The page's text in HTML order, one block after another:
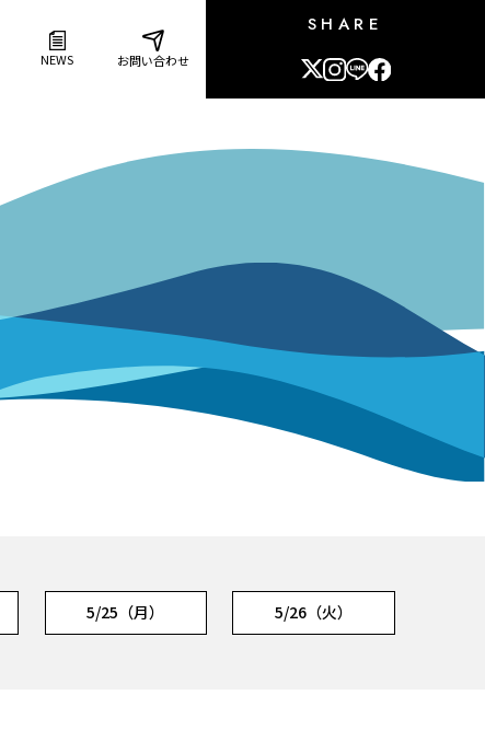
NEWS お問い合わせ
SHARE
5/25（月） 5/26（火）